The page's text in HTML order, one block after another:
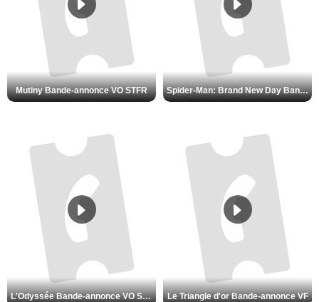
Mutiny Bande-annonce VO STFR Spider-Man: Brand New Day Bande-annonce VO STFR
L'Odyssée Bande-annonce VO STFR Le Triangle d'or Bande-annonce VF